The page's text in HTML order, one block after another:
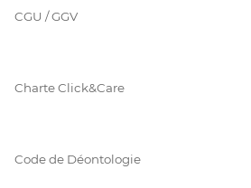
CGU / GGV
Charte Click&Care
Code de Déontologie